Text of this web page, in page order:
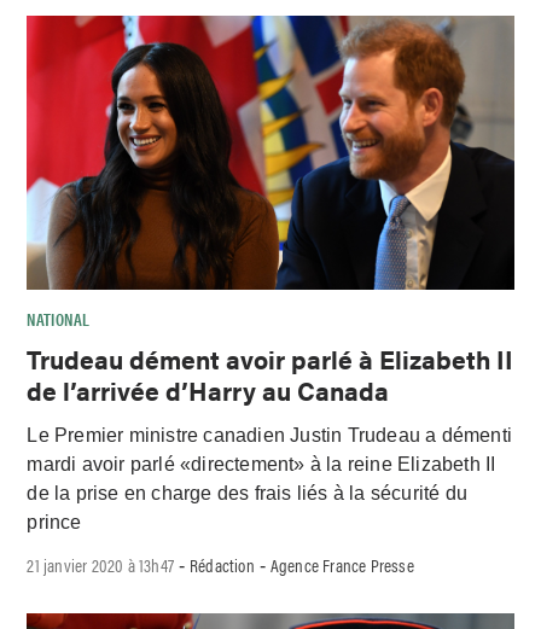
NATIONAL
Trudeau dément avoir parlé à Elizabeth II
de l’arrivée d’Harry au Canada
Le Premier ministre canadien Justin Trudeau a démenti
mardi avoir parlé «directement» à la reine Elizabeth II
de la prise en charge des frais liés à la sécurité du
prince
21 janvier 2020 à 13h47 - Rédaction - Agence France Presse